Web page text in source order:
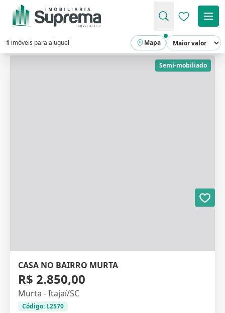
Favoritos
1 imóveis para aluguel Mapa
Semi-mobiliado
CASA NO BAIRRO MURTA
R$ 2.850,00
Murta - Itajaí/SC
Código: L2570